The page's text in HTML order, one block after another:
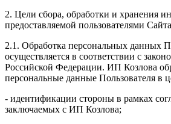
2. Цели сбора, обработки и хранения
предоставляемой пользователями Сайта
2.1. Обработка персональных данных
осуществляется в соответствии с
Российской Федерации. ИП Козловa
персональные данные Пользователя в
- идентификации стороны в рамках
заключаемых с ИП Козлова;